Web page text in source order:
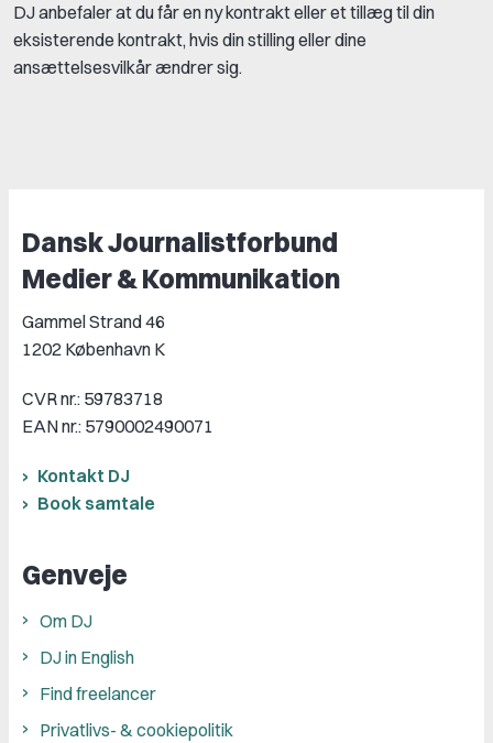
DJ anbefaler at du får en ny kontrakt eller et tillæg til din
eksisterende kontrakt, hvis din stilling eller dine
ansættelsesvilkår ændrer sig.
Dansk Journalistforbund
Medier & Kommunikation
Gammel Strand 46
1202 København K
CVR nr.: 59783718
EAN nr.: 5790002490071
Kontakt DJ
Book samtale
Genveje
Om DJ
DJ in English
Find freelancer
Privatlivs- & cookiepolitik